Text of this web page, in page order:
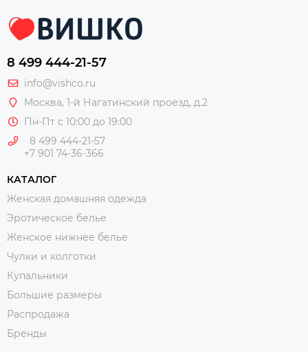
8 499 444-21-57
info@vishco.ru
Москва, 1-й Нагатинский проезд, д.2
Пн-Пт с 10:00 до 19:00
8 499 444-21-57
+7 901 74-36-366
КАТАЛОГ
Женская домашняя одежда
Эротическое белье
Женское нижнее белье
Чулки и колготки
Купальники
Большие размеры
Распродажа
Бренды